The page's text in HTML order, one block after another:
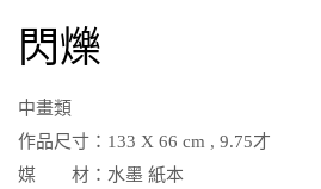
閃爍
中畫類
作品尺寸： 133 X 66 cm , 9.75才
媒 材： 水墨 紙本